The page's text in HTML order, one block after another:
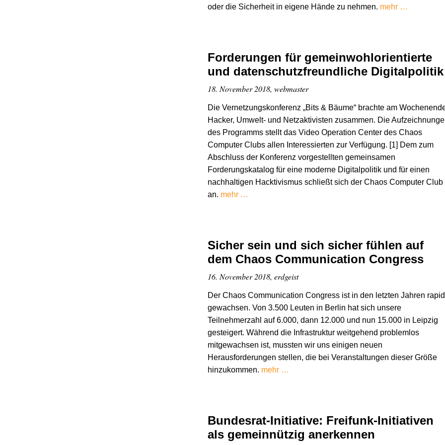
oder die Sicherheit in eigene Hände zu nehmen. mehr …
Forderungen für gemeinwohlorientierte
und datenschutzfreundliche Digitalpolitik
18. November 2018, webmaster
Die Vernetzungskonferenz „Bits & Bäume“ brachte am
Hacker, Umwelt- und Netzaktivisten zusammen. Die
des Programms stellt das Video Operation Center des Chaos
Computer Clubs allen Interessierten zur Verfügung. [1] Dem zum
Abschluss der Konferenz vorgestellten gemeinsamen
Forderungskatalog für eine moderne Digitalpolitik und für einen
nachhaltigen Hacktivismus schließt sich der Chaos Computer Club
an. mehr …
Sicher sein und sich sicher fühlen auf
dem Chaos Communication Congress
16. November 2018, erdgeist
Der Chaos Communication Congress ist in den letzten Jahren
gewachsen. Von 3.500 Leuten in Berlin hat sich unsere
Teilnehmerzahl auf 6.000, dann 12.000 und nun 15.000 in Leipzig
gesteigert. Während die Infrastruktur weitgehend problemlos
mitgewachsen ist, mussten wir uns einigen neuen
Herausforderungen stellen, die bei Veranstaltungen dieser Größe
hinzukommen. mehr …
Bundesrat-Initiative: Freifunk-Initiativen
als gemeinnützig anerkennen